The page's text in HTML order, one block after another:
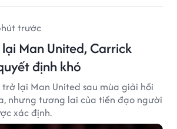
trước
Man United, Carrick
định khó
trở lại Man United sau mùa giải hồi
nhưng tương lai của tiền đạo người
xác định.